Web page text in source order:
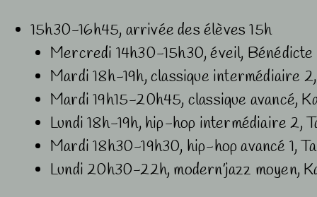
15h30-16h45, arrivée des élèves 15h
Mercredi 14h30-15h30, éveil, Bénédicte
Mardi 18h-19h, classique intermédiaire
Mardi 19h15-20h45, classique avancé,
Lundi 18h-19h, hip-hop intermédiaire 2,
Mardi 18h30-19h30, hip-hop avancé 1,
Lundi 20h30-22h, modern’jazz moyen,